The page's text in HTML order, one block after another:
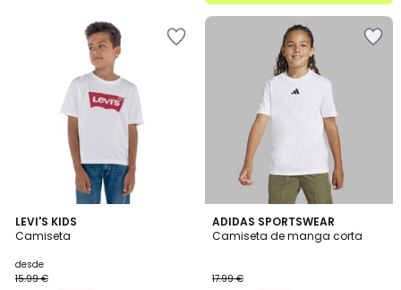
LEVI'S KIDS
Camiseta
desde
15.99 €
4,3
/ 5
3
Colores
ADIDAS SPORTSWEAR
Camiseta de manga corta
17.99 €
4,9
/ 5